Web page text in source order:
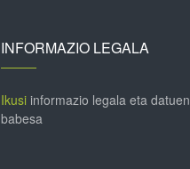
INFORMAZIO LEGALA
Ikusiinformazio legala eta datuen
babesa